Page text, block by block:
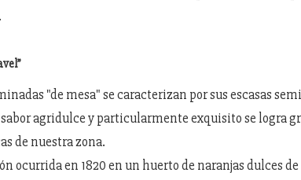
"de mesa" se caracterizan por sus escasas
agridulce y particularmente exquisito se logra
de nuestra zona.
ocurrida en 1820 en un huerto de naranjas dulces